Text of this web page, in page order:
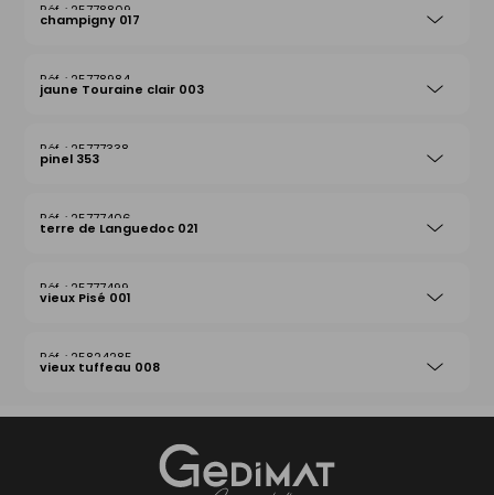
25778809
champigny 017
25778984
jaune Touraine clair 003
25777338
pinel 353
25777406
terre de Languedoc 021
25777499
vieux Pisé 001
25824285
vieux tuffeau 008